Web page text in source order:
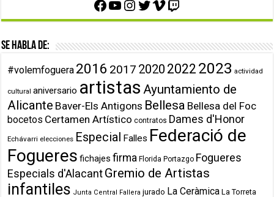
Facebook
YouTube
Instagram
Twitter
Vimeo
Twitch
Se habla de:
#volemfoguera 2016 2017 2020 2022 2023 actividad
cultural aniversario artistas Ayuntamiento de
Alicante Baver-Els Antigons Bellesa Bellesa del Foc
bocetos Certamen Artístico contratos Dames d'Honor
Echávarri elecciones Especial Falles Federació de
Fogueres fichajes firma Florida Portazgo Fogueres
Especials d'AlacantGremio de Artistas
infantiles Junta Central Fallera jurado La Ceràmica La Torreta